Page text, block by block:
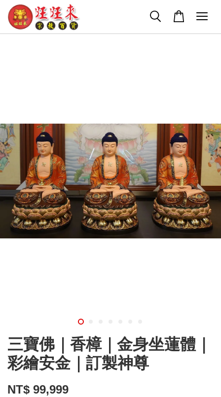
三寶佛｜香樟｜金身坐蓮體｜
彩繪安金｜訂製神尊
NT$ 99,999